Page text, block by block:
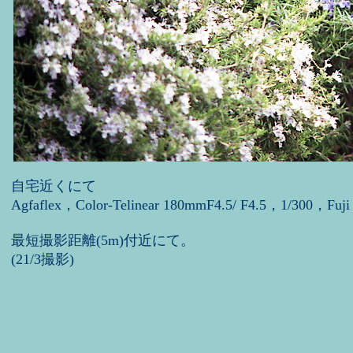
自宅近くにて
Agfaflex，Color-Telinear 180mmF4.5/ F4.5，1/300，
最短撮影距離(5m)付近にて。
(21/3撮影)